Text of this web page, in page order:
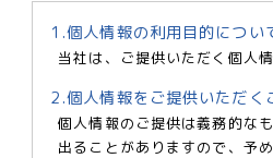
1.個人情報の利用目的につい
当社は、ご提供いただく個人
2.個人情報をご提供いただく
個人情報のご提供は義務的な
出ることがありますので、予